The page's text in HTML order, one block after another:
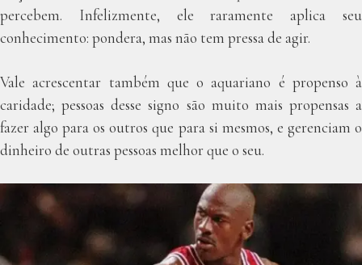
percebem. Infelizmente, ele raramente aplica seu
conhecimento: pondera, mas não tem pressa de agir.
Vale acrescentar também que o aquariano é propenso à
caridade; pessoas desse signo são muito mais propensas a
fazer algo para os outros que para si mesmos, e gerenciam o
dinheiro de outras pessoas melhor que o seu.